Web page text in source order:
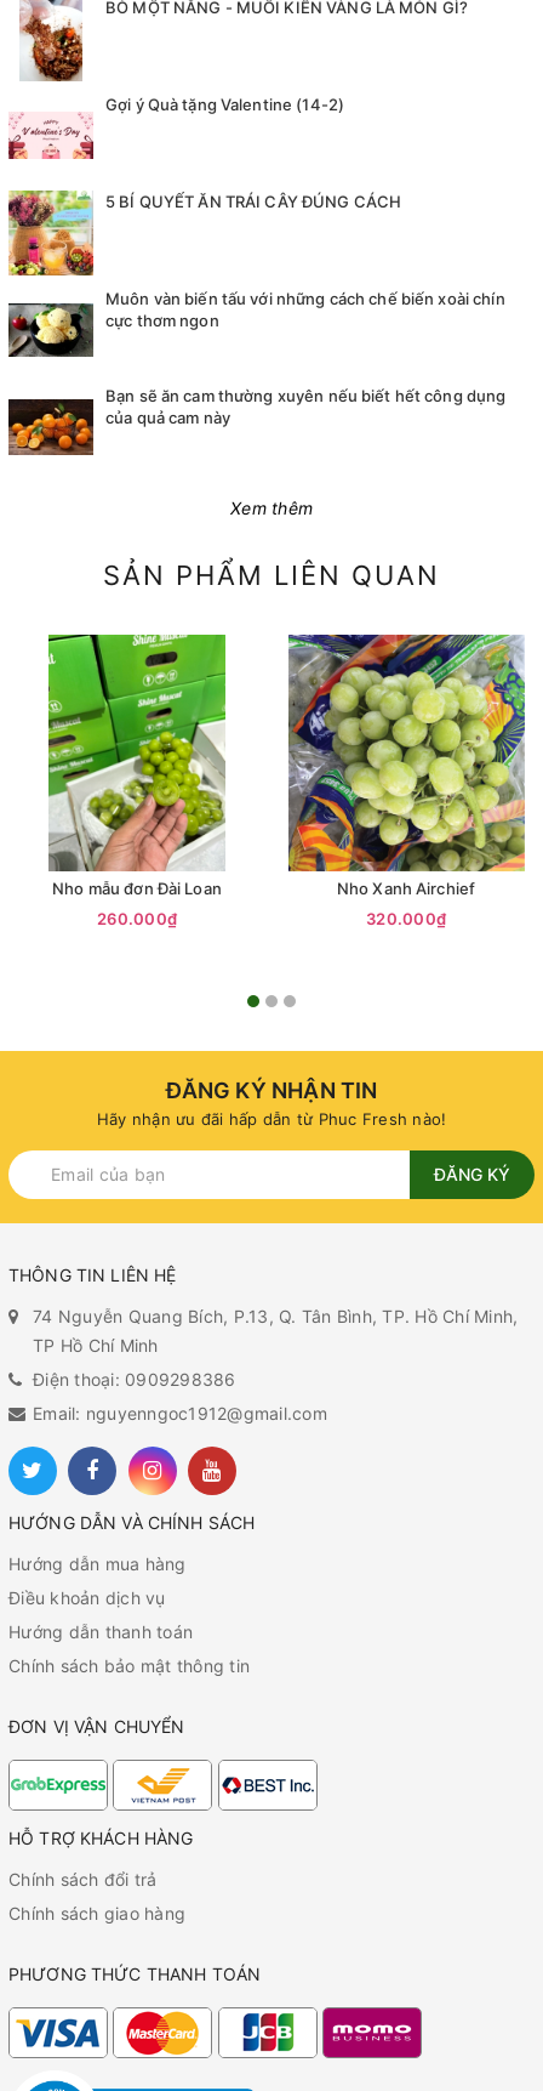
BÒ MỘT NẮNG - MUỐI KIẾN VÀNG LÀ MÓN GÌ?
Gợi ý Quà tặng Valentine (14-2)
5 BÍ QUYẾT ĂN TRÁI CÂY ĐÚNG CÁCH
Muôn vàn biến tấu với những cách chế biến xoài chín
cực thơm ngon
Bạn sẽ ăn cam thường xuyên nếu biết hết công dụng
của quả cam này
Xem thêm
SẢN PHẨM LIÊN QUAN
Nho mẫu đơn Đài Loan
260.000₫
Nho Xanh Airchief
320.000₫
ĐĂNG KÝ NHẬN TIN
Hãy nhận ưu đãi hấp dẫn từ Phuc Fresh nào!
ĐĂNG KÝ
THÔNG TIN LIÊN HỆ
74 Nguyễn Quang Bích, P.13, Q. Tân Bình, TP. Hồ Chí Minh,
TP Hồ Chí Minh
Điện thoại: 0909298386
Email: nguyenngoc1912@gmail.com
HƯỚNG DẪN VÀ CHÍNH SÁCH
Hướng dẫn mua hàng
Điều khoản dịch vụ
Hướng dẫn thanh toán
Chính sách bảo mật thông tin
ĐƠN VỊ VẬN CHUYỂN
HỖ TRỢ KHÁCH HÀNG
Chính sách đổi trả
Chính sách giao hàng
PHƯƠNG THỨC THANH TOÁN